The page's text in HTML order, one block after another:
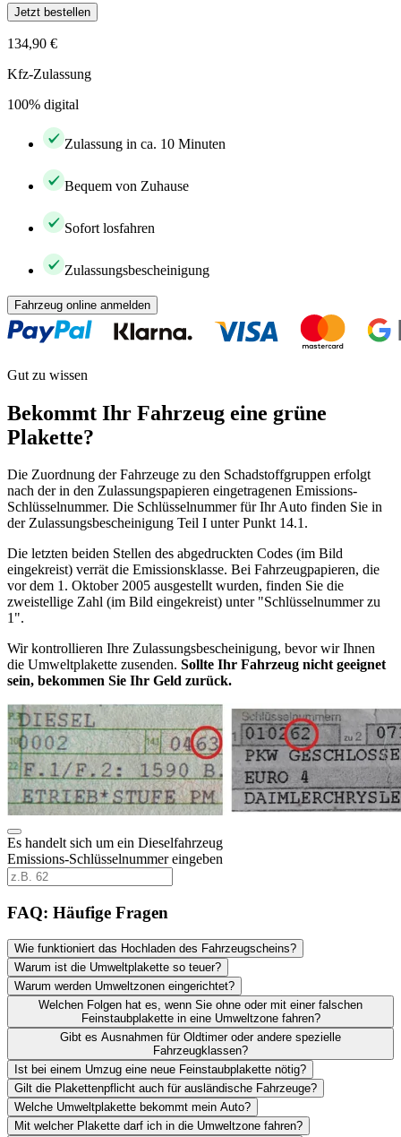
Jetzt bestellen
134,90 €
Kfz-Zulassung
100% digital
Zulassung in ca. 10 Minuten
Bequem von Zuhause
Sofort losfahren
Zulassungsbescheinigung
Fahrzeug online anmelden
Gut zu wissen
Bekommt Ihr Fahrzeug eine grüne
Plakette?
Die Zuordnung der Fahrzeuge zu den Schadstoffgruppen erfolgt
nach der in den Zulassungspapieren eingetragenen Emissions-
Schlüsselnummer. Die Schlüsselnummer für Ihr Auto finden Sie in
der Zulassungsbescheinigung Teil I unter Punkt 14.1.
Die letzten beiden Stellen des abgedruckten Codes (im Bild
eingekreist) verrät die Emissionsklasse. Bei Fahrzeugpapieren, die
vor dem 1. Oktober 2005 ausgestellt wurden, finden Sie die
zweistellige Zahl (im Bild eingekreist) unter "Schlüsselnummer zu
1".
Wir kontrollieren Ihre Zulassungsbescheinigung, bevor wir Ihnen
die Umweltplakette zusenden. Sollte Ihr Fahrzeug nicht geeignet
sein, bekommen Sie Ihr Geld zurück.
Es handelt sich um ein Dieselfahrzeug
Emissions-Schlüsselnummer eingeben
FAQ: Häufige Fragen
Wie funktioniert das Hochladen des Fahrzeugscheins?
Warum ist die Umweltplakette so teuer?
Warum werden Umweltzonen eingerichtet?
Welchen Folgen hat es, wenn Sie ohne oder mit einer falschen
Feinstaubplakette in eine Umweltzone fahren?
Gibt es Ausnahmen für Oldtimer oder andere spezielle
Fahrzeugklassen?
Ist bei einem Umzug eine neue Feinstaubplakette nötig?
Gilt die Plakettenpflicht auch für ausländische Fahrzeuge?
Welche Umweltplakette bekommt mein Auto?
Mit welcher Plakette darf ich in die Umweltzone fahren?